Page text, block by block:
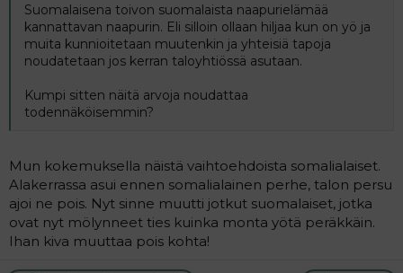
Suomalaisena toivon suomalaista naapurielämää
kannattavan naapurin. Eli silloin ollaan hiljaa kun on yö ja
muita kunnioitetaan muutenkin ja yhteisiä tapoja
noudatetaan jos kerran taloyhtiössä asutaan.
Kumpi sitten näitä arvoja noudattaa
todennäköisemmin?
Mun kokemuksella näistä vaihtoehdoista somalialaiset.
Alakerrassa asui ennen somalialainen perhe, talon persu
ajoi ne pois. Nyt sinne muutti jotkut suomalaiset, jotka
ovat nyt mölynneet ties kuinka monta yötä peräkkäin.
Ihan kiva muuttaa pois kohta!